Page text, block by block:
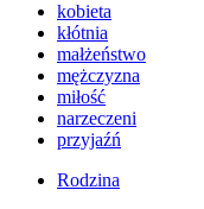
kobieta
kłótnia
małżeństwo
mężczyzna
miłość
narzeczeni
przyjaźń
Rodzina